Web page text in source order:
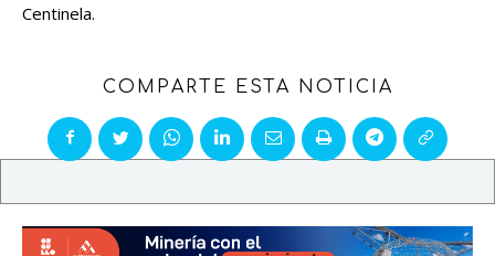
Centinela.
COMPARTE ESTA NOTICIA